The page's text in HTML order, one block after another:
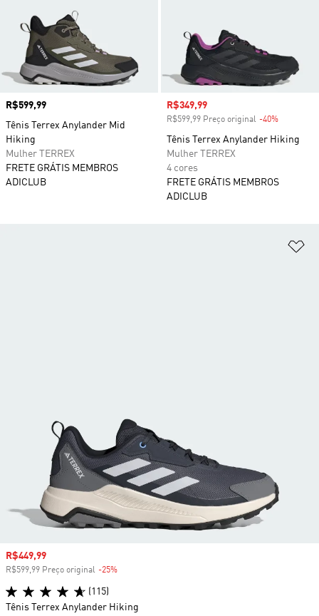
Preço
R$599,99
Tênis Terrex Anylander Mid
Hiking
Mulher TERREX
FRETE GRÁTIS MEMBROS
ADICLUB
Preço com desconto
R$349,99
R$599,99 Preço original -40%
Tênis Terrex Anylander Hiking
Mulher TERREX
4 cores
FRETE GRÁTIS MEMBROS
ADICLUB
Preço com desconto
R$449,99
R$599,99 Preço original -25%
(115)
Tênis Terrex Anylander Hiking